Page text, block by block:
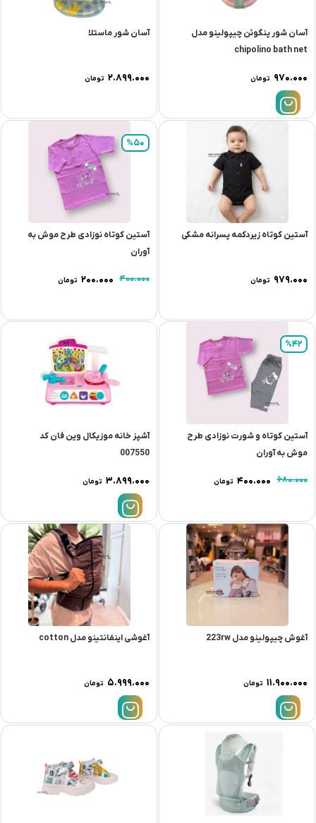
آسان شور پنگوئن چیپولینو مدل
chipolino bath net
۹۷۰.۰۰۰ تومان
آسان شور ماستلا
۲.۸۹۹.۰۰۰ تومان
آستین کوتاه زیردکمه پسرانه مشکی
۹۷۹.۰۰۰ تومان
آستین کوتاه نوزادی طرح موش به
آوران
۴۰۰.۰۰۰ ۲۰۰.۰۰۰ تومان
%50
آستین کوتاه و شورت نوزادی طرح
موش به آوران
۶۸۰.۰۰۰ ۴۰۰.۰۰۰ تومان
%42
آشپز خانه موزیکال وین فان کد
007550
۳.۸۹۹.۰۰۰ تومان
آغوش چیپولینو مدل 223rw
۱۱.۹۰۰.۰۰۰ تومان
آغوشی اینفانتینو مدل cotton
۵.۹۹۹.۰۰۰ تومان